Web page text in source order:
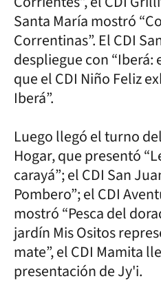
Santa María mostró
Correntinas”. El CDI
despliegue con “Iberá:
que el CDI Niño Feliz
Iberá”.
Luego llegó el turno
Hogar, que presentó
carayá”; el CDI San
Pombero”; el CDI
mostró “Pesca del
jardín Mis Ositos
mate”, el CDI Mamita
presentación de Jy'i.